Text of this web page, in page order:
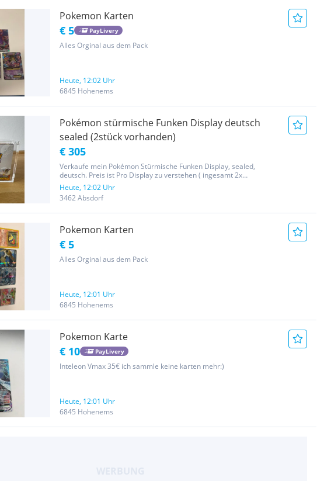
Pokemon Karten
€ 5 PayLivery
Alles Orginal aus dem Pack
Heute, 12:02 Uhr
6845 Hohenems
Pokémon stürmische Funken Display deutsch
sealed (2stück vorhanden)
€ 305
Verkaufe mein Pokémon Stürmische Funken Display, sealed,
deutsch. Preis ist Pro Display zu verstehen ( ingesamt 2x
vorhanden) Nur Abholung Dies ist ein Privatverkauf, daher sind
Umtausch, Garantie sowie Gewährleistung ausgeschlossen. TAGS
UND SUCHWÖRTER:...
Heute, 12:02 Uhr
3462 Absdorf
Pokemon Karten
€ 5
Alles Orginal aus dem Pack
Heute, 12:01 Uhr
6845 Hohenems
Pokemon Karte
€ 10 PayLivery
Inteleon Vmax 35€ ich sammle keine karten mehr:)
Heute, 12:01 Uhr
6845 Hohenems